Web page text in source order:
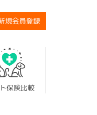
規会員登録
保険比較